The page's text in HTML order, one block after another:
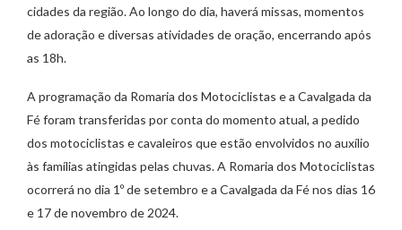
cidades da região. Ao longo do dia, haverá missas, momentos
de adoração e diversas atividades de oração, encerrando após
as 18h.
A programação da Romaria dos Motociclistas e a Cavalgada da
Fé foram transferidas por conta do momento atual, a pedido
dos motociclistas e cavaleiros que estão envolvidos no auxílio
às famílias atingidas pelas chuvas. A Romaria dos Motociclistas
ocorrerá no dia 1º de setembro e a Cavalgada da Fé nos dias 16
e 17 de novembro de 2024.